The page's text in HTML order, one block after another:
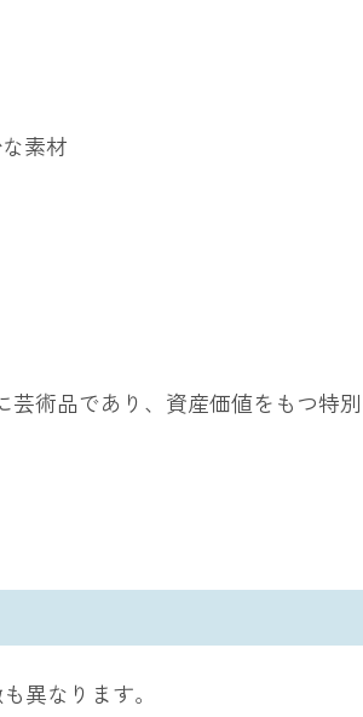
素材
術品であり、資産価値をもつ特別
異なります。